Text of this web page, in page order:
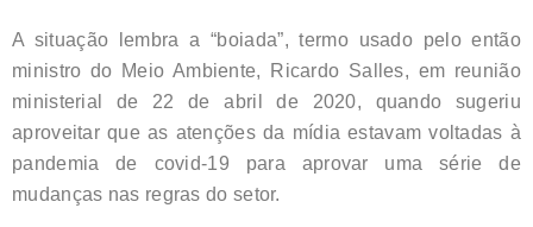
A situação lembra a “boiada”, termo usado pelo então
ministro do Meio Ambiente, Ricardo Salles, em reunião
ministerial de 22 de abril de 2020, quando sugeriu
aproveitar que as atenções da mídia estavam voltadas à
pandemia de covid-19 para aprovar uma série de
mudanças nas regras do setor.